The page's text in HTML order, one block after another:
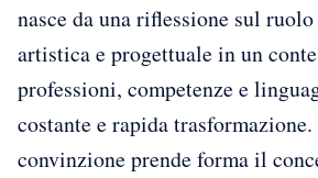
nasce da una riflessione sul
artistica e progettuale in un
professioni, competenze e
costante e rapida trasformazione.
convinzione prende forma il